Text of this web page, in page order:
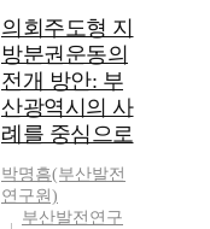
의회주도형 지
방분권운동의
전개 방안: 부
산광역시의 사
례를 중심으로
박명흠(부산발전
연구원)
부산발전연구